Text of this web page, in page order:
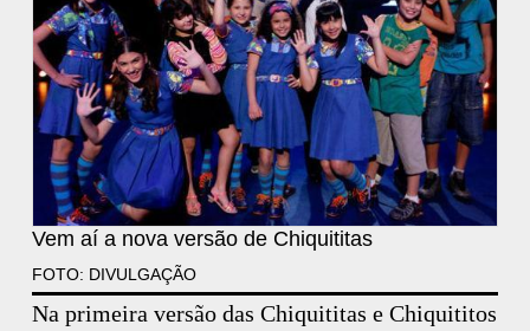
Vem aí a nova versão de Chiquititas
FOTO: DIVULGAÇÃO
Na primeira versão das Chiquititas e Chiquititos